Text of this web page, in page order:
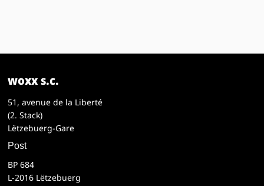
woxx s.c.
51, avenue de la Liberté
(2. Stack)
Lëtzebuerg-Gare
Post
BP 684
L-2016 Lëtzebuerg